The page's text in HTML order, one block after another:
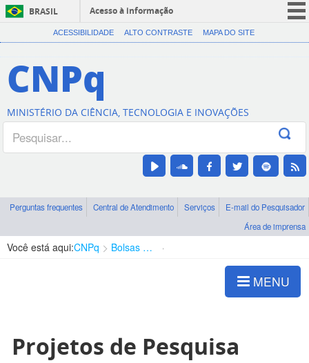
BRASIL
Acesso à informação
CORONAVÍRUS (COVID-19)
Canais
ACESSIBILIDADE ALTO CONTRASTE MAPA DO SITE
CNPq
MINISTÉRIO DA CIÊNCIA, TECNOLOGIA E INOVAÇÕES
Perguntas frequentes Central de Atendimento Serviços
E-mail do Pesquisador
Área de imprensa
Você está aqui:CNPq Bolsas e Auxílios Vigentes
MENU
Projetos de Pesquisa